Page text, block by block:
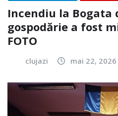
Incendiu la Bogata
gospodărie a fost
FOTO
clujazi mai 22, 2026